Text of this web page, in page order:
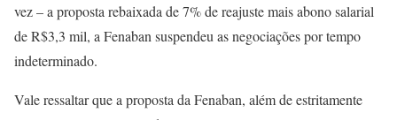
vez – a proposta rebaixada de 7% de reajuste mais abono salarial
de R$3,3 mil, a Fenaban suspendeu as negociações por tempo
indeterminado.
Vale ressaltar que a proposta da Fenaban, além de estritamente